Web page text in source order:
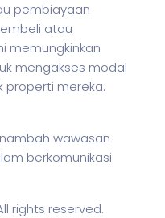
pembiayaan
atau
memungkinkan
mengakses modal
properti mereka.
wawasan
berkomunikasi
rights reserved.